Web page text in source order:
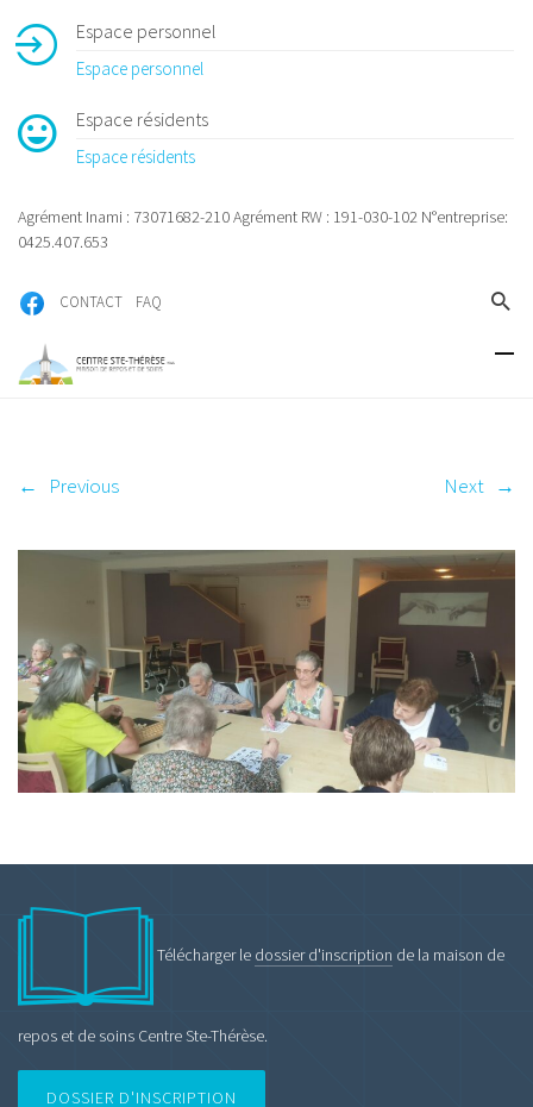
Espace personnel
Espace personnel
Espace résidents
Espace résidents
Agrément Inami : 73071682-210 Agrément RW : 191-030-102 N°entreprise:
0425.407.653
CONTACT FAQ
← Previous Next →
Télécharger le dossier d'inscription de la maison de
repos et de soins Centre Ste-Thérèse.
DOSSIER D'INSCRIPTION